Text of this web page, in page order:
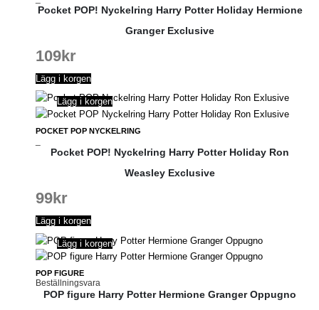
Pocket POP! Nyckelring Harry Potter Holiday Hermione
Granger Exclusive
109kr
Lägg i korgen
POCKET POP NYCKELRING
Lägg i korgen
Pocket POP! Nyckelring Harry Potter Holiday Ron
Weasley Exclusive
99kr
Lägg i korgen
POP FIGURE
Beställningsvara
Lägg i korgen
POP figure Harry Potter Hermione Granger Oppugno